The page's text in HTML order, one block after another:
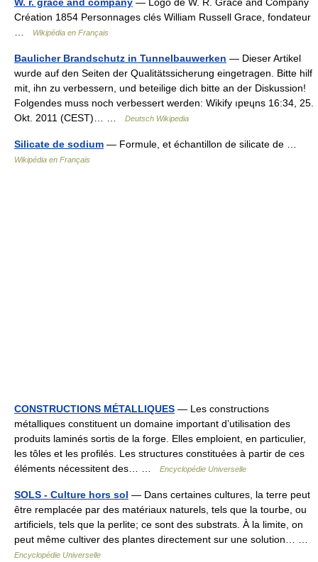
Création 1854 Personnages clés William Russell Grace, fondateur
Wikipédia en Français
Baulicher Brandschutz in Tunnelbauwerken — Dieser Artikel
wurde auf den Seiten der Qualitätssicherung eingetragen. Bitte hilf
mit, ihn zu verbessern, und beteilige dich bitte an der Diskussion!
Folgendes muss noch verbessert werden: Wikify ıpɐɥns 16:34, 25.
Okt. 2011 (CEST)… …
Deutsch Wikipedia
Silicate de sodium — Formule, et échantillon de silicate de …
Wikipédia en Français
CONSTRUCTIONS MÉTALLIQUES — Les constructions
métalliques constituent un domaine important d’utilisation des
produits laminés sortis de la forge. Elles emploient, en particulier,
les tôles et les profilés. Les structures constituées à partir de ces
éléments nécessitent des… …
Encyclopédie Universelle
SOLS - Culture hors sol — Dans certaines cultures, la terre peut
être remplacée par des matériaux naturels, tels que la tourbe, ou
artificiels, tels que la perlite; ce sont des substrats. À la limite, on
peut même cultiver des plantes directement sur une solution… …
Encyclopédie Universelle